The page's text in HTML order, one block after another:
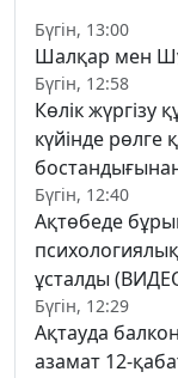
Бүгін, 13:00
Шалқар мен
Бүгін, 12:58
Көлік жүргізу
күйінде рөлге
Бүгін, 12:40
Ақтөбеде
ұсталды
Бүгін, 12:29
Ақтауда
азамат 12-